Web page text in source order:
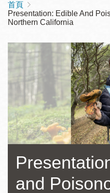
導
航
連
結
首頁
Presentation: Edible And
Northern California
and